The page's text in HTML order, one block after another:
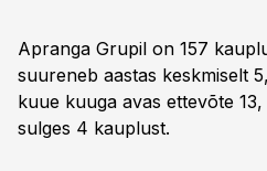
Apranga Grupil on 157
suureneb aastas keskmiselt
kuue kuuga avas ettevõte
sulges 4 kauplust.